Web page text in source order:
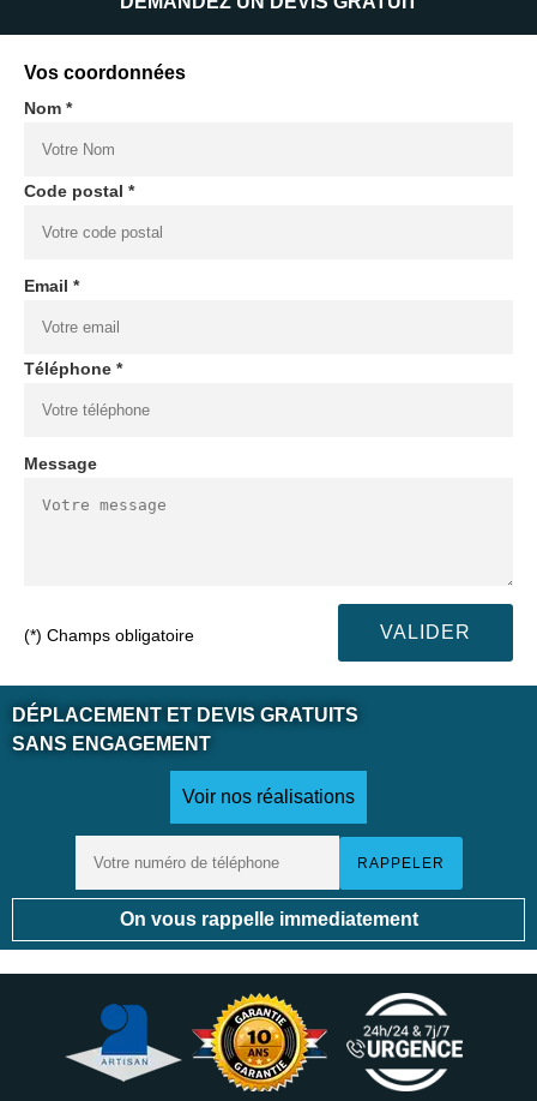
Vos coordonnées
Nom *
Code postal *
Email *
Téléphone *
Message
(*) Champs obligatoire
DÉPLACEMENT ET DEVIS GRATUITS
SANS ENGAGEMENT
Voir nos réalisations
On vous rappelle immediatement